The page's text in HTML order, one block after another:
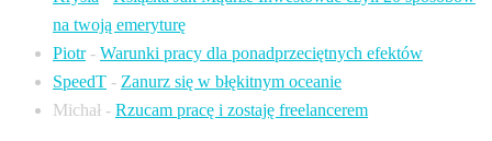
na twoją emeryturę
Piotr- Warunki pracy dla ponadprzeciętnych efektów
SpeedT - Zanurz się w błękitnym oceanie
Michał - Rzucam pracę i zostaję freelancerem